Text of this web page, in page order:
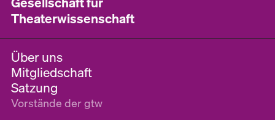
Theaterwissenschaft
Über uns
Mitgliedschaft
Satzung
Vorstände der gtw